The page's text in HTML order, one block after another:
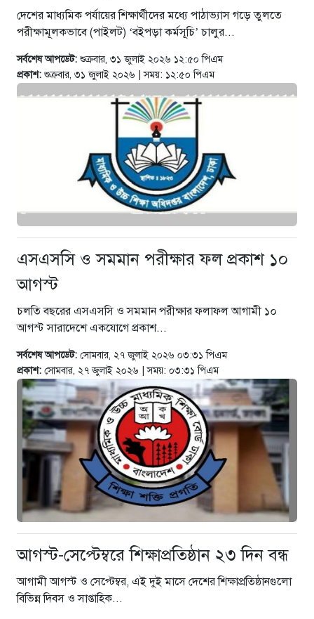
৫ ঘণ্টা আগে
আলিম পরীক্ষার স্থগিতকৃত বিষয়সমূহের
সূচি প্রকাশ
‘সর্বক্ষেত্রে রাজনীতি স্বচ্ছ ও
প্রতিদ্বন্দ্বিতামূলক হওয়া উচিত’
৫ ঘণ্টা আগে
ফ্যাসিস্ট আমলে স্বাস্থ্য খাতে নজর
অবস্থা: স্বাস্থ্যমন্ত্রী
৫ ঘণ্টা আগে
তথ্যমন্ত্রী
৫ ঘণ্টা আগে
প্রত্যেক শিক্ষার্থীকে একটি করে গাছ
লাগানোর আহ্বান প্রতিমন্ত্রী আমিনুল
হকের
৬ ঘণ্টা আগে
দেশের মাধ্যমিক পর্যায়ের শিক্ষার্থীদের মধ্যে পাঠাভ্যাস গড়ে তুলতে
পরীক্ষামূলকভাবে (পাইলট) ‘বইপড়া কর্মসূচি’ চালুর...
সর্বশেষ আপডেট: শুক্রবার, ৩১ জুলাই ২০২৬ ১২:৫০ পিএম
প্রকাশ: শুক্রবার, ৩১ জুলাই ২০২৬ | সময়: ১২:৫০ পিএম
এসএসসি ও সমমান পরীক্ষার ফল প্রকাশ ১০
আগস্ট
চলতি বছরের এসএসসি ও সমমান পরীক্ষার ফলাফল আগামী ১০
আগস্ট সারাদেশে একযোগে প্রকাশ...
সর্বশেষ আপডেট: সোমবার, ২৭ জুলাই ২০২৬ ০৩:৩১ পিএম
প্রকাশ: সোমবার, ২৭ জুলাই ২০২৬ | সময়: ০৩:৩১ পিএম
আগস্ট-সেপ্টেম্বরে শিক্ষাপ্রতিষ্ঠান ২৩ দিন বন্ধ
আগামী আগস্ট ও সেপ্টেম্বর, এই দুই মাসে দেশের শিক্ষাপ্রতিষ্ঠানগুলো
বিভিন্ন দিবস ও সাপ্তাহিক...